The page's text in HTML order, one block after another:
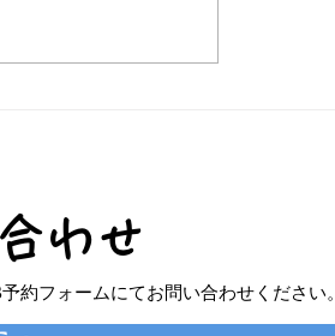
わせ
約フォームにてお問い合わせください。​